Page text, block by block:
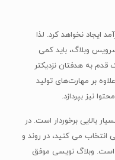
ایجاد نخواهد کرد. لذا
وبلاگ، باید کمی
قدم به هدفتان نزدیکتر
بر مهارت‌های تولید
نیز بپردازد.
بالایی برخوردار است. در
انتخاب می کنید، در روند و
است. وبلاگ نویسی موفق